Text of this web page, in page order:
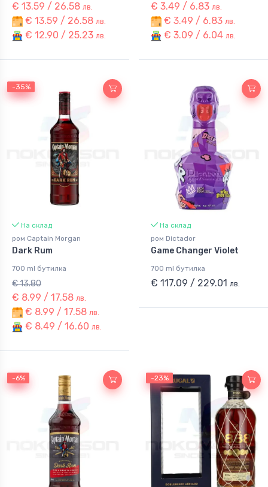
€ 13.59 / 26.58 лв.
€ 13.59 / 26.58 лв.
€ 12.90 / 25.23 лв.
€ 3.49 / 6.83 лв.
€ 3.49 / 6.83 лв.
€ 3.09 / 6.04 лв.
-35%
-35%
На склад
ром Captain Morgan
Dark Rum
700 ml бутилка
€ 13.80
€ 8.99 / 17.58 лв.
€ 8.99 / 17.58 лв.
€ 8.49 / 16.60 лв.
На склад
ром Dictador
Game Changer Violet
700 ml бутилка
€ 117.09 / 229.01 лв.
-6%
-6% -23%
-23%